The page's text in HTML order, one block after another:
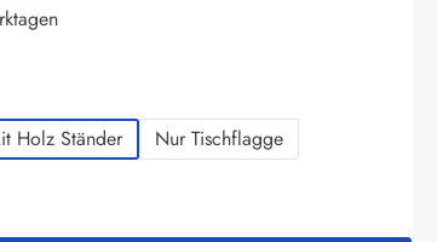
Holz Ständer Nur Tischflagge
den gewünschten Wert ein